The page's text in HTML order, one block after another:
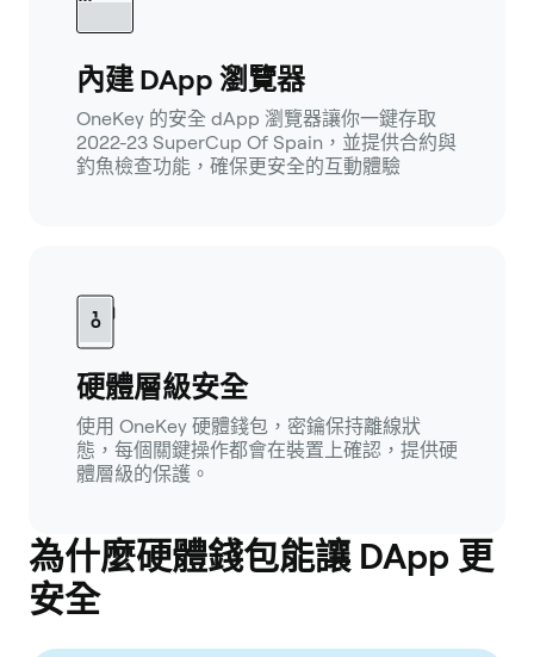
內建 DApp 瀏覽器
OneKey 的安全 dApp 瀏覽器讓你一鍵存取
2022-23 SuperCup Of Spain，並提供合約與
釣魚檢查功能，確保更安全的互動體驗
硬體層級安全
使用 OneKey 硬體錢包，密鑰保持離線狀
態，每個關鍵操作都會在裝置上確認，提供硬
體層級的保護。
為什麼硬體錢包能讓 DApp 更
安全